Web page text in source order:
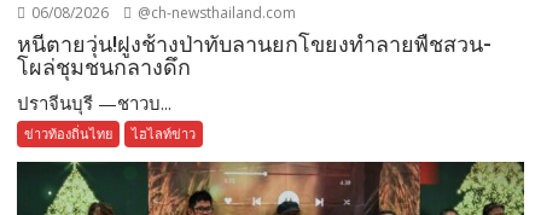
06/08/2026 @ch-newsthailand.com
หนีตายวุ่น!ฝูงช้างป่าทับลานยกโขยงทำลายพืชสวน-
โผล่ชุมชนกลางดึก
ปราจีนบุรี —ชาวบ...
ข่าวท้องถิ่นไทย ไฮไลท์ข่าว